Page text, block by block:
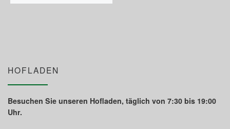
HOFLADEN
Besuchen Sie unseren Hofladen, täglich von 7:30 bis 19:00
Uhr.